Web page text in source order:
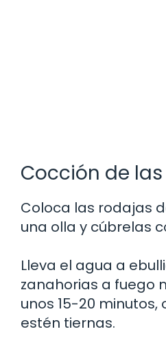
Cocción de
Coloca las rodajas
una olla y cúbrelas
Lleva el agua a
zanahorias a fuego
unos 15-20 minutos,
estén tiernas.